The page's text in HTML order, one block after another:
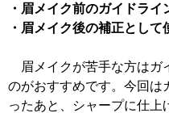
・眉メイク前のガイドライ
・眉メイク後の補正として
眉メイクが苦手な方はガ
のがおすすめです。今回は
ったあと、シャープに仕上